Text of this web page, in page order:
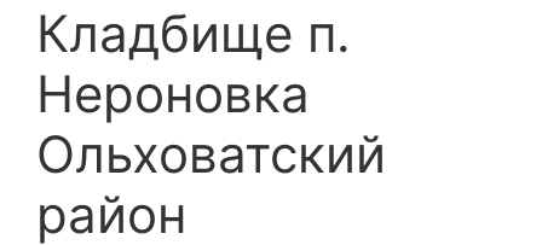
Кладбище п.
Нероновка
Ольховатский
район